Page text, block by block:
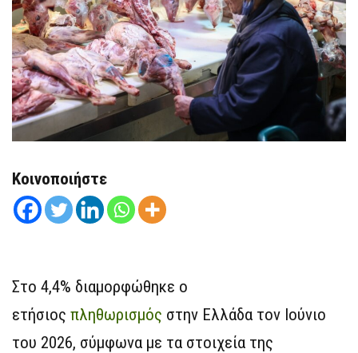
Κοινοποιήστε
Στο 4,4% διαμορφώθηκε ο
ετήσιος πληθωρισμός στην Ελλάδα τον Ιούνιο
του 2026, σύμφωνα με τα στοιχεία της